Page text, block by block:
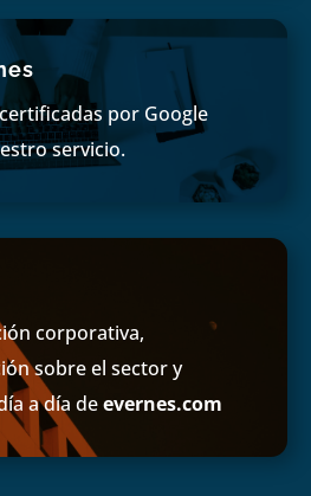
por Google
servicio.
corporativa,
sobre el sector y
a día deevernes.com